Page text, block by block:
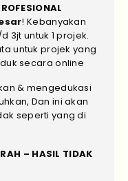
! Kebanyakan
3jt untuk 1 projek.
untuk projek yang
secara online
& mengedukasi
Dan ini akan
seperti yang di
– HASIL TIDAK